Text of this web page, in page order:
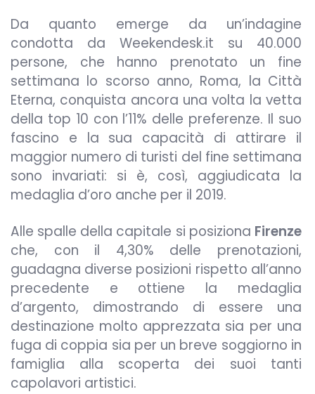
Da quanto emerge da un’indagine
condotta da Weekendesk.it su 40.000
persone, che hanno prenotato un fine
settimana lo scorso anno, Roma, la Città
Eterna, conquista ancora una volta la vetta
della top 10 con l’11% delle preferenze. Il suo
fascino e la sua capacità di attirare il
maggior numero di turisti del fine settimana
sono invariati: si è, così, aggiudicata la
medaglia d’oro anche per il 2019.
Alle spalle della capitale si posiziona Firenze
che, con il 4,30% delle prenotazioni,
guadagna diverse posizioni rispetto all’anno
precedente e ottiene la medaglia
d’argento, dimostrando di essere una
destinazione molto apprezzata sia per una
fuga di coppia sia per un breve soggiorno in
famiglia alla scoperta dei suoi tanti
capolavori artistici.